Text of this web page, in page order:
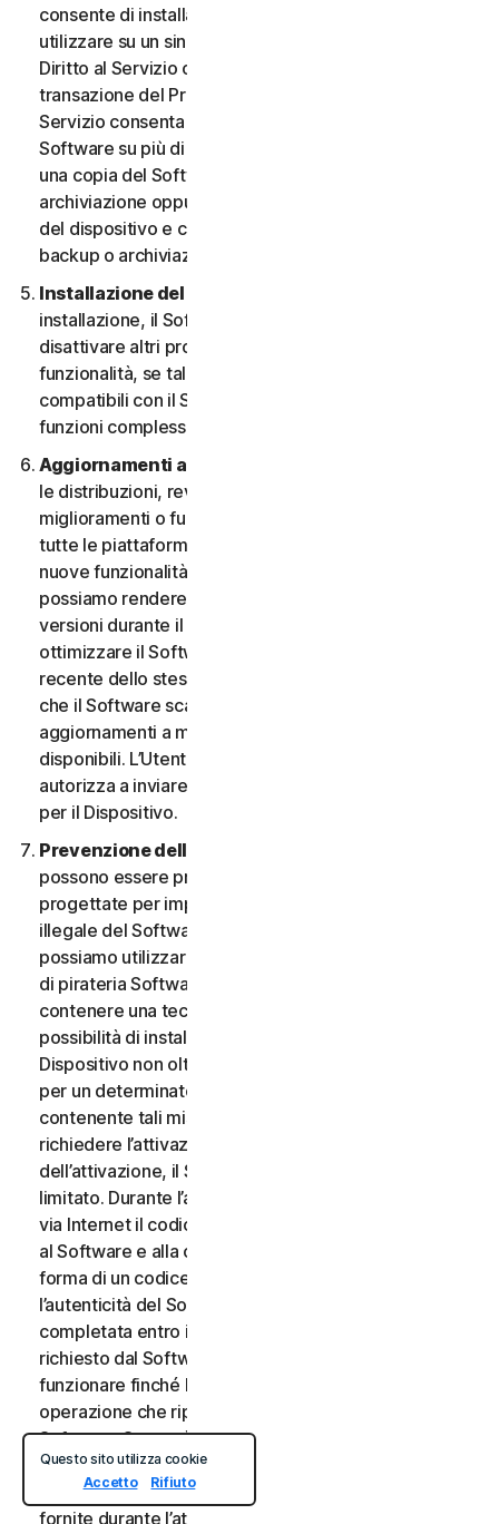
consente di installare solo una copia del Software da
utilizzare su un singolo Dispositivo, a meno che il
Diritto al Servizio o la documentazione relativa alla
transazione del Provider da cui è stato ottenuto il
Servizio consenta espressamente di utilizzare il
Software su più di un Dispositivo. È possibile eseguire
una copia del Software avente finalità di backup o
archiviazione oppure copiare il Software sull’hard disk
del dispositivo e conservare l’originale solo per fini di
backup o archiviazione.
Installazione del software.
installazione, il Software potrebbe disinstallare o
disattivare altri prodotti per la sicurezza, o le relative
funzionalità, se tali prodotti o funzionalità non sono
compatibili con il Software o allo scopo di migliorare le
funzioni complessive del Software.
Aggiornamenti automatici dei contenuti.
le distribuzioni, revisioni, aggiornamenti,
miglioramenti o funzionalità saranno disponibili su
tutte le piattaforme. L’Utente ha il diritto di ricevere
nuove funzionalità e versioni del Software non appena
possiamo rendere disponibili tali funzionalità e
versioni durante il Periodo del Servizio. Al fine di
ottimizzare il Software e di ottenere la versione più
recente dello stesso, l’Utente accetta la possibilità
che il Software scarichi e installi nuove versioni e
aggiornamenti a mano a mano che li rendiamo
disponibili. L’Utente accetta inoltre di ricevere e ci
autorizza a inviare le nuove versioni e aggiornamenti
per il Dispositivo.
Prevenzione della pirateria software.
possono essere presenti misure tecnologiche
progettate per impedire l’utilizzo senza licenza o
illegale del Software. L’Utente accetta che noi
possiamo utilizzare tali misure per proteggerci da atti
di pirateria Software (ad esempio, il Software può
contenere una tecnologia di applicazione che limita la
possibilità di installare e disinstallare il Software su un
Dispositivo non oltre un determinato numero di volte
per un determinato numero di Dispositivi). Il Software
contenente tali misure tecnologiche potrebbe
richiedere l’attivazione. In tal caso, prima
dell’attivazione, il Software funzionerà per un periodo
limitato. Durante l’attivazione, verrà chiesto di fornire
via Internet il codice di attivazione univoco associato
al Software e alla configurazione del Dispositivo nella
forma di un codice alfanumerico per verificare
l’autenticità del Software. Se l’attivazione non viene
completata entro il periodo di tempo limitato o come
richiesto dal Software, il Software cesserà di
funzionare finché l’attivazione non verrà completata,
operazione che ripristinerà le funzionalità del
Software. Se non è possibile attivare il Software
durante il processo di attivazione, contattare il nostro
Servizio di Supporto Clienti utilizzando le informazioni
fornite durante l’attivazione o dal Provider del
Questo sito utilizza cookie
Accetto
Rifiuto